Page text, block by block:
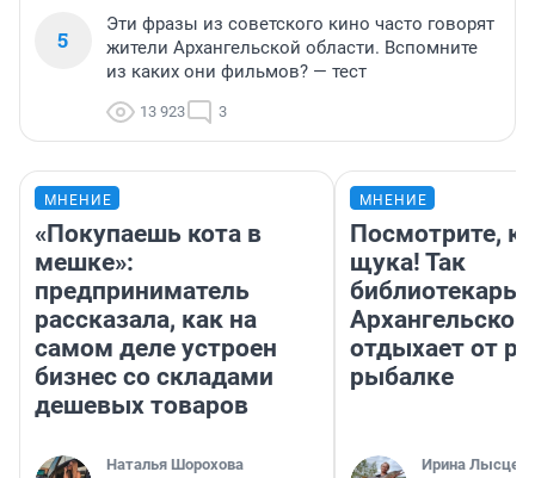
5
Эти фразы из советского кино часто говорят
жители Архангельской области. Вспомните
из каких они фильмов? — тест
13 923 3
МНЕНИЕ
«Покупаешь кота в
мешке»:
предприниматель
рассказала, как на
самом деле устроен
бизнес со складами
дешевых товаров
Наталья Шорохова
МНЕНИЕ
Посмотрите,
щука! Так
библиотекарь
отдыхает от
рыбалке
Ирина Лысцева